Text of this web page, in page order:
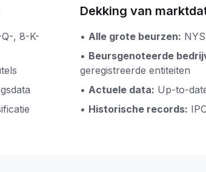
, 8-K-
Dekking van
• Alle grote beurzen:
• Beursgenoteerde
geregistreerde entiteiten
• Actuele data: Up-to-
• Historische records: